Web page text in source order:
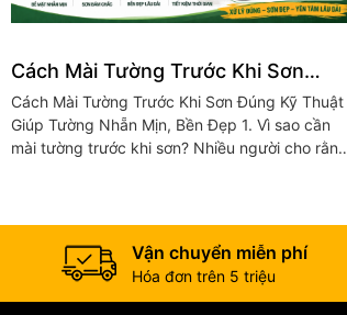
Cách Mài Tường Trước Khi Sơn
Đúng Kỹ Thuật Giúp Tường Nhẵn
Mịn, Bền Đẹp
Cách Mài Tường Trước Khi Sơn Đúng Kỹ Thuật
Giúp Tường Nhẵn Mịn, Bền Đẹp 1. Vì sao cần
mài tường trước khi sơn? Nhiều người cho rằng
Vận chuyển miễn phí
Hóa đơn trên 5 triệu